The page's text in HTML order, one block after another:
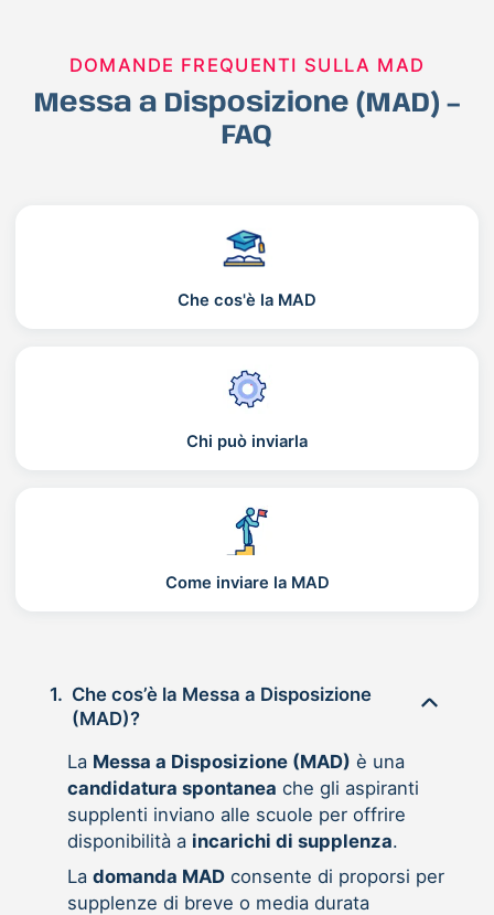
DOMANDE FREQUENTI SULLA MAD
Messa a Disposizione (MAD) –
FAQ
Che cos'è la MAD
Chi può inviarla
Come inviare la MAD
1. Che cos’è la Messa a Disposizione
(MAD)?
La Messa a Disposizione (MAD) è una
candidatura spontanea che gli aspiranti
supplenti inviano alle scuole per offrire
disponibilità a incarichi di supplenza.
La domanda MADconsente di proporsi per
supplenze di breve o media durata